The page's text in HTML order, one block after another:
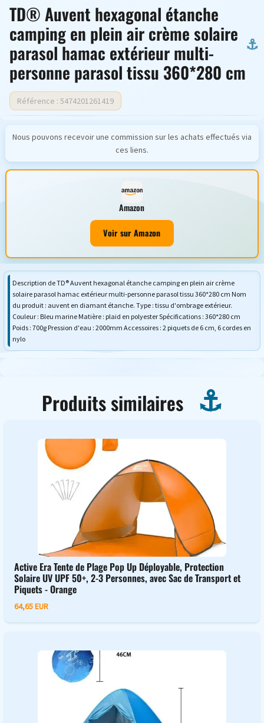
TD® Auvent hexagonal étanche
camping en plein air crème solaire
parasol hamac extérieur multi-
personne parasol tissu 360*280 cm
Référence : 5474201261419
Nous pouvons recevoir une commission sur les achats effectués via
ces liens.
Amazon
Voir sur Amazon
Description de TD® Auvent hexagonal étanche camping en plein air crème
solaire parasol hamac extérieur multi-personne parasol tissu 360*280 cm Nom
du produit : auvent en diamant étanche. Type : tissu d'ombrage extérieur.
Couleur : Bleu marine Matière : plaid en polyester Spécifications : 360*280 cm
Poids : 700g Pression d'eau : 2000mm Accessoires : 2 piquets de 6 cm, 6 cordes en
nylo
Produits similaires
Active Era Tente de Plage Pop Up Déployable, Protection
Solaire UV UPF 50+, 2-3 Personnes, avec Sac de Transport et
Piquets - Orange
64,65 EUR